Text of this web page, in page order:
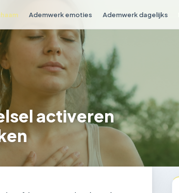
Ademwerk emoties Ademwerk dagelijks
activeren